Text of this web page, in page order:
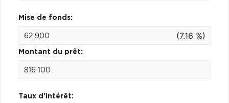
Mise de fonds:
(7.16 %)
Montant du prêt:
Taux d'intérêt: